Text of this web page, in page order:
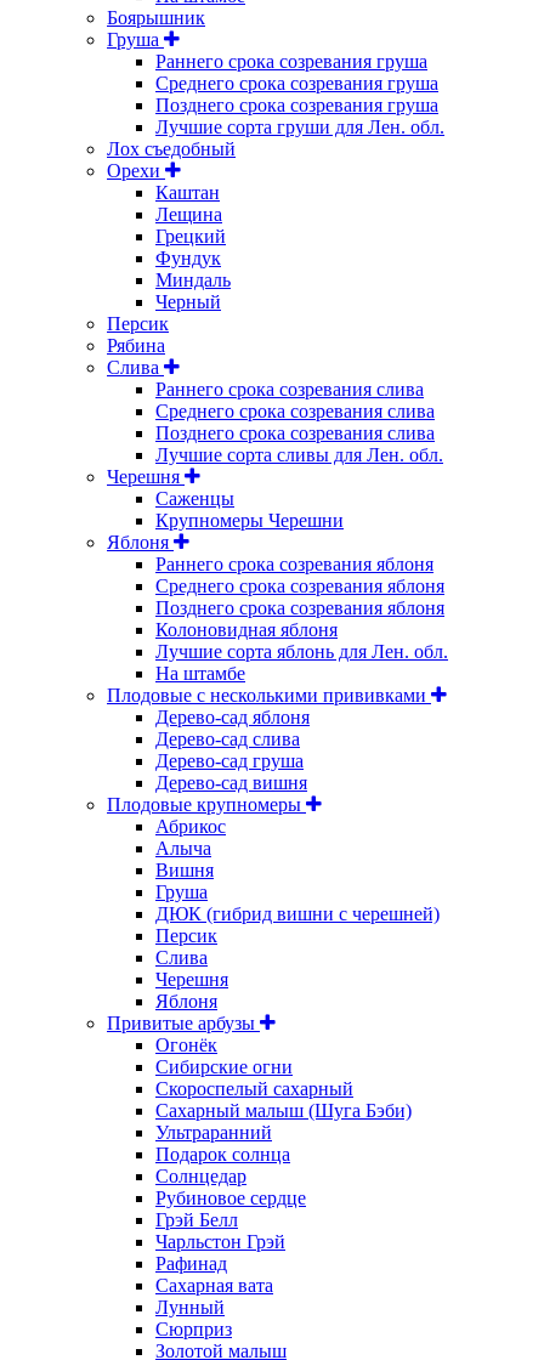
Боярышник
Груша
Раннего срока созревания груша
Среднего срока созревания груша
Позднего срока созревания груша
Лучшие сорта груши для Лен. обл.
Лох съедобный
Орехи
Каштан
Лещина
Грецкий
Фундук
Миндаль
Черный
Персик
Рябина
Слива
Раннего срока созревания слива
Среднего срока созревания слива
Позднего срока созревания слива
Лучшие сорта сливы для Лен. обл.
Черешня
Саженцы
Крупномеры Черешни
Яблоня
Раннего срока созревания яблоня
Среднего срока созревания яблоня
Позднего срока созревания яблоня
Колоновидная яблоня
Лучшие сорта яблонь для Лен. обл.
На штамбе
Плодовые с несколькими прививками
Дерево-сад яблоня
Дерево-сад слива
Дерево-сад груша
Дерево-сад вишня
Плодовые крупномеры
Абрикос
Алыча
Вишня
Груша
ДЮК (гибрид вишни с черешней)
Персик
Слива
Черешня
Яблоня
Привитые арбузы
Огонёк
Сибирские огни
Скороспелый сахарный
Сахарный малыш (Шуга Бэби)
Ультраранний
Подарок солнца
Солнцедар
Рубиновое сердце
Грэй Белл
Чарльстон Грэй
Рафинад
Сахарная вата
Лунный
Сюрприз
Золотой малыш